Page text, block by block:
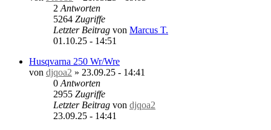
2 Antworten
5264 Zugriffe
Letzter Beitrag von Marcus T.
01.10.25 - 14:51
Husqvarna 250 Wr/Wre
von djqoa2 » 23.09.25 - 14:41
0 Antworten
2955 Zugriffe
Letzter Beitrag von djqoa2
23.09.25 - 14:41